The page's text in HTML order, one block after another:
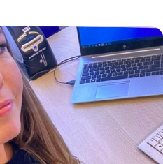
studenten,
aandacht-
groepen
en
bedrijven
hebben
een
plek
gevonden